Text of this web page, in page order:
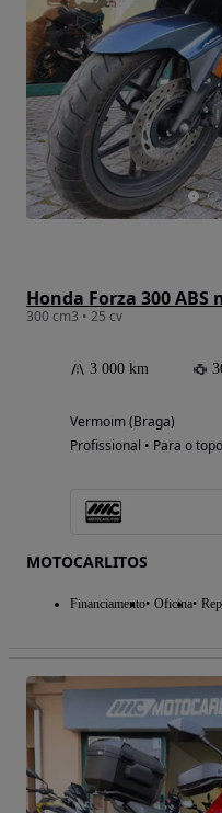
Honda Forza 300 ABS
300 cm3 • 25 cv
3 000 km
Vermoim (Braga)
Profissional • Para o topo
MOTOCARLITOS
Financiamento Oficina